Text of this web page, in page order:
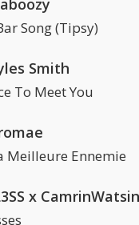
Song (Tipsy)
Smith
To Meet You
Meilleure Ennemie